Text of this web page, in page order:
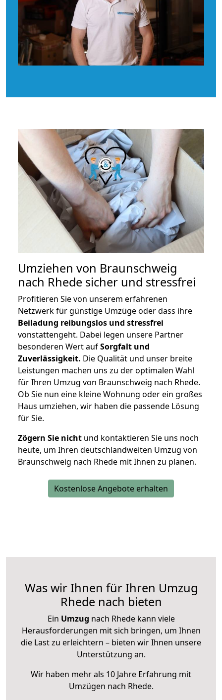
Umziehen von Braunschweig
nach Rhede sicher und stressfrei
Profitieren Sie von unserem erfahrenen
Netzwerk für günstige Umzüge oder dass ihre
Beiladung reibungslos und stressfrei
vonstattengeht. Dabei legen unsere Partner
besonderen Wert aufSorgfalt und
Zuverlässigkeit. Die Qualität und unser breite
Leistungen machen uns zu der optimalen Wahl
für Ihren Umzug von Braunschweig nach Rhede.
Ob Sie nun eine kleine Wohnung oder ein großes
Haus umziehen, wir haben die passende Lösung
für Sie.
Zögern Sie nicht und kontaktieren Sie uns noch
heute, um Ihren deutschlandweiten Umzug von
Braunschweig nach Rhede mit Ihnen zu planen.
Kostenlose Angebote erhalten
Was wir Ihnen für Ihren Umzug
Rhede nach bieten
Ein Umzug nach Rhede kann viele
Herausforderungen mit sich bringen, um Ihnen
die Last zu erleichtern – bieten wir Ihnen unsere
Unterstützung an.
Wir haben mehr als 10 Jahre Erfahrung mit
Umzügen nach Rhede.